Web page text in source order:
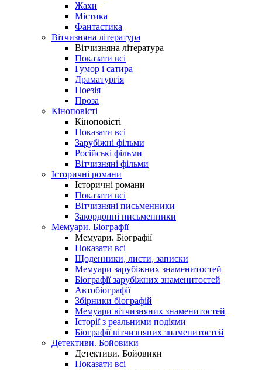
Жахи
Містика
Фантастика
Вітчизняна література
Вітчизняна література
Показати всі
Гумор і сатира
Драматургія
Поезія
Проза
Кіноповісті
Кіноповісті
Показати всі
Зарубіжні фільми
Російські фільми
Вітчизняні фільми
Історичні романи
Історичні романи
Показати всі
Вітчизняні письменники
Закордонні письменники
Мемуари. Біографії
Мемуари. Біографії
Показати всі
Щоденники, листи, записки
Мемуари зарубіжних знаменитостей
Біографії зарубіжних знаменитостей
Автобіографії
Збірники біографій
Мемуари вітчизняних знаменитостей
Історії з реальними подіями
Біографії вітчизняних знаменитостей
Детективи. Бойовики
Детективи. Бойовики
Показати всі